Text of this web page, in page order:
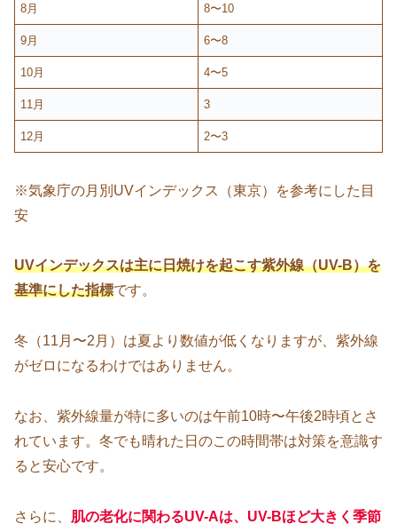
8月 8〜10
9月 6〜8
10月 4〜5
11月 3
12月 2〜3
※気象庁の月別UVインデックス（東京）を参考にした目
安
UVインデックスは主に日焼けを起こす紫外線（UV-B）を
基準にした指標です。
冬（11月〜2月）は夏より数値が低くなりますが、紫外線
がゼロになるわけではありません。
なお、紫外線量が特に多いのは午前10時〜午後2時頃とさ
れています。冬でも晴れた日のこの時間帯は対策を意識す
ると安心です。
さらに、 肌の老化に関わるUV-Aは、UV-Bほど大きく季節